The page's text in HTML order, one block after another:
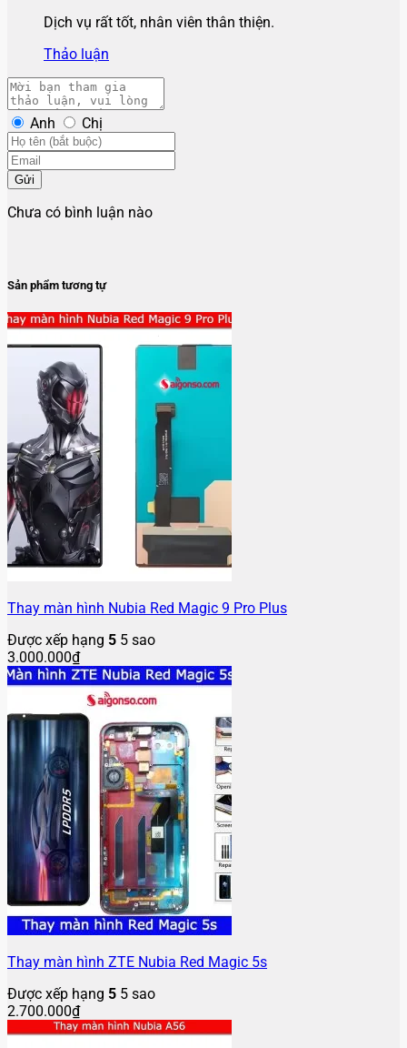
Dịch vụ rất tốt, nhân viên thân thiện.
Thảo luận
Anh Chị
Gửi
Chưa có bình luận nào
Sản phẩm tương tự
Thay màn hình Nubia Red Magic 9 Pro Plus
Được xếp hạng 5 5 sao
3.000.000₫
Thay màn hình ZTE Nubia Red Magic 5s
Được xếp hạng 5 5 sao
2.700.000₫